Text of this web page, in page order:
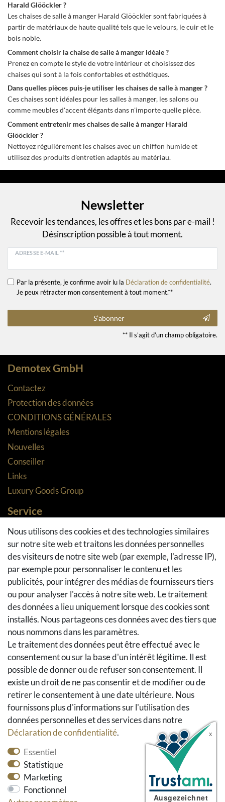
Harald Glööckler ?
Les chaises de salle à manger Harald Glööckler sont fabriquées à
partir de matériaux de haute qualité tels que le velours, le cuir et le
bois noble.
Comment choisir la chaise de salle à manger idéale ?
Prenez en compte le style de votre intérieur et choisissez des
chaises qui sont à la fois confortables et esthétiques.
Dans quelles pièces puis-je utiliser les chaises de salle à manger ?
Ces chaises sont idéales pour les salles à manger, les salons ou
comme meubles d'accent élégants dans n'importe quelle pièce.
Comment entretenir mes chaises de salle à manger Harald
Glööckler ?
Nettoyez régulièrement les chaises avec un chiffon humide et
utilisez des produits d'entretien adaptés au matériau.
Newsletter
Recevoir les tendances, les offres et les bons par e-mail !
Désinscription possible à tout moment.
ADRESSE E-MAIL **
Par la présente, je confirme avoir lu la Déclaration de confidentialité.
Je peux rétracter mon consentement à tout moment.**
S’abonner
** Il s’agit d’un champ obligatoire.
Demotex GmbH
Contactez
Protection des données
CONDITIONS GÉNÉRALES
Mentions légales
Nouvelles
Conseiller
Links
Luxury Goods Group
Service
Méthodes de paiement
Méthodes et coûts de transport
Droit de rétractation
Retours
Se rétracter du contrat
Panier d'achat
A la caisse
Aide
Social Media
Facebook
Instagram
Pinterest
Youtube
Houzz
Nous utilisons des cookies et des technologies similaires
sur notre site web et traitons les données personnelles
des visiteurs de notre site web (par exemple, l'adresse IP),
par exemple pour personnaliser le contenu et les
publicités, pour intégrer des médias de fournisseurs tiers
ou pour analyser l'accès à notre site web. Le traitement
des données a lieu uniquement lorsque des cookies sont
installés. Nous partageons ces données avec des tiers que
nous nommons dans les paramètres.
Le traitement des données peut être effectué avec le
consentement ou sur la base d'un intérêt légitime. Il est
possible de donner ou de refuser son consentement. Il
existe un droit de ne pas consentir et de modifier ou de
retirer le consentement à une date ultérieure. Nous
fournissons plus d'informations sur l'utilisation des
données personnelles et des services dans notre
Déclaration de confidentialité.
Essentiel
Statistique
Marketing
Fonctionnel